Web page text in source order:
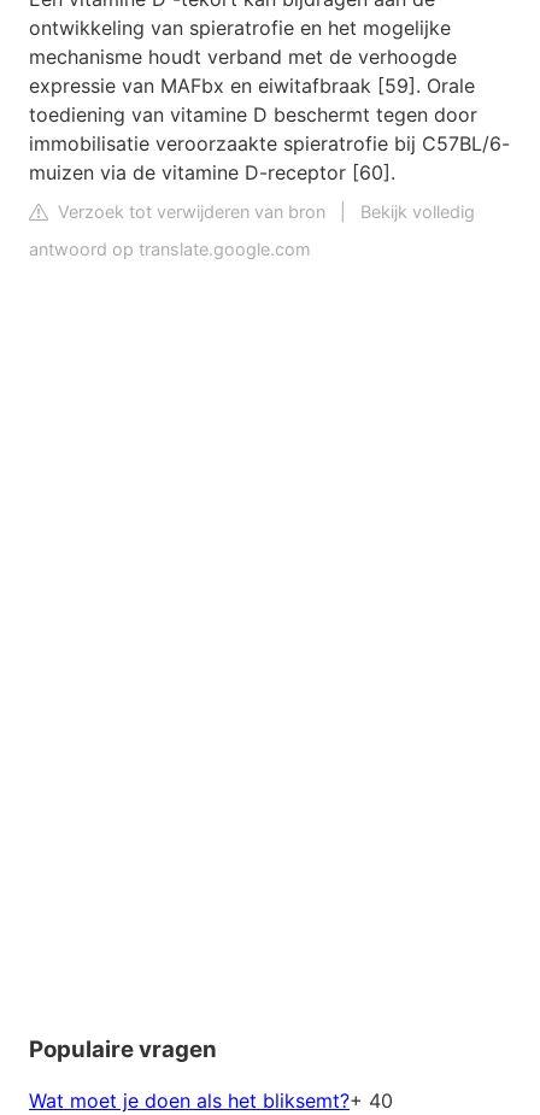
ontwikkeling van spieratrofie en het mogelijke
mechanisme houdt verband met de verhoogde
expressie van MAFbx en eiwitafbraak [59]. Orale
toediening van vitamine D beschermt tegen door
immobilisatie veroorzaakte spieratrofie bij C57BL/6-
muizen via de vitamine D-receptor [60].
Verzoek tot verwijderen van bron
Bekijk volledig
antwoord op translate.google.com
Populaire vragen
Wat moet je doen als het bliksemt?+ 40